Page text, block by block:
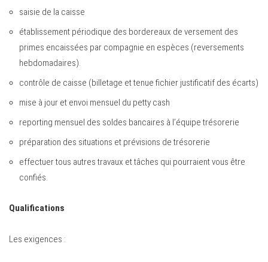
saisie de la caisse
établissement périodique des bordereaux de versement des
primes encaissées par compagnie en espèces (reversements
hebdomadaires).
contrôle de caisse (billetage et tenue fichier justificatif des écarts)
mise à jour et envoi mensuel du petty cash
reporting mensuel des soldes bancaires à l’équipe trésorerie
préparation des situations et prévisions de trésorerie
effectuer tous autres travaux et tâches qui pourraient vous être
confiés.
Qualifications
Les exigences :